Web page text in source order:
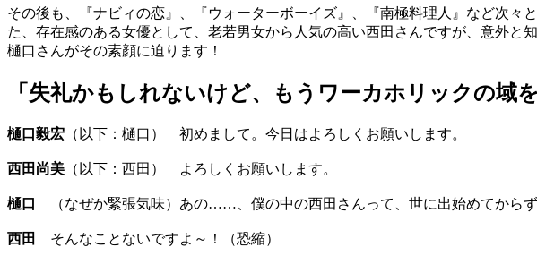
その後も、『ナビィの恋』、『ウォーターボーイズ』、『南極料理人』など次
た、存在感のある女優として、老若男女から人気の高い西田さんですが、意外
樋口さんがその素顔に迫ります！
「失礼かもしれないけど、もうワーカホリックの域
樋口毅宏 （以下：樋口） 初めまして。今日はよろしくお願いします。
西田尚美 （以下：西田） よろしくお願いします。
樋口 （なぜか緊張気味）あの……、僕の中の西田さんって、世に出始めてから
西田 そんなことないですよ～！（恐縮）